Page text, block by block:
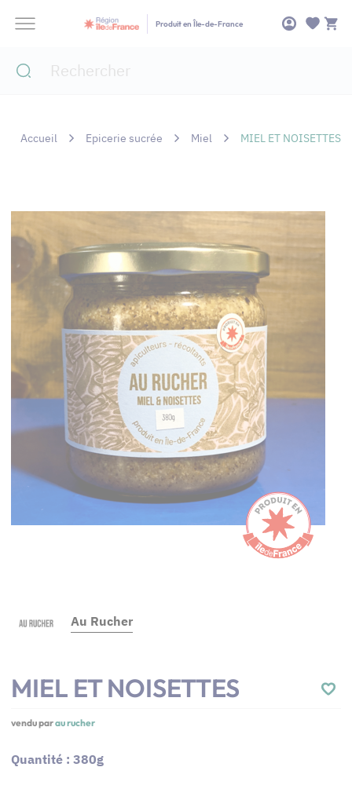
Produit en Île-de-France
Accueil Epicerie sucrée Miel MIEL ET NOISETTES
Au Rucher
MIEL ET NOISETTES
vendu parau rucher
Quantité : 380g